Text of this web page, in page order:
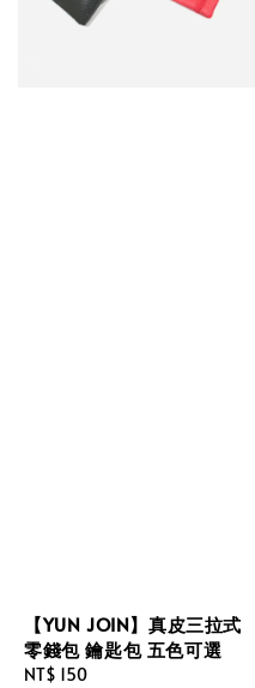
【YUN JOIN】真皮三拉式
零錢包 鑰匙包 五色可選
Regular
NT$ 150